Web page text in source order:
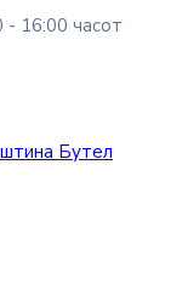
- 16:00 часот